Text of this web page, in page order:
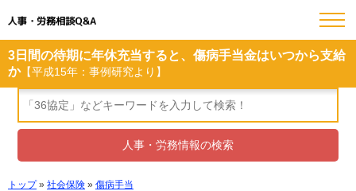
3日間の待期に年休充当すると、傷病手当金はいつから支給
か【平成15年：事例研究より】
人事・労務相談Q&A
トップ» 社会保険 » 傷病手当